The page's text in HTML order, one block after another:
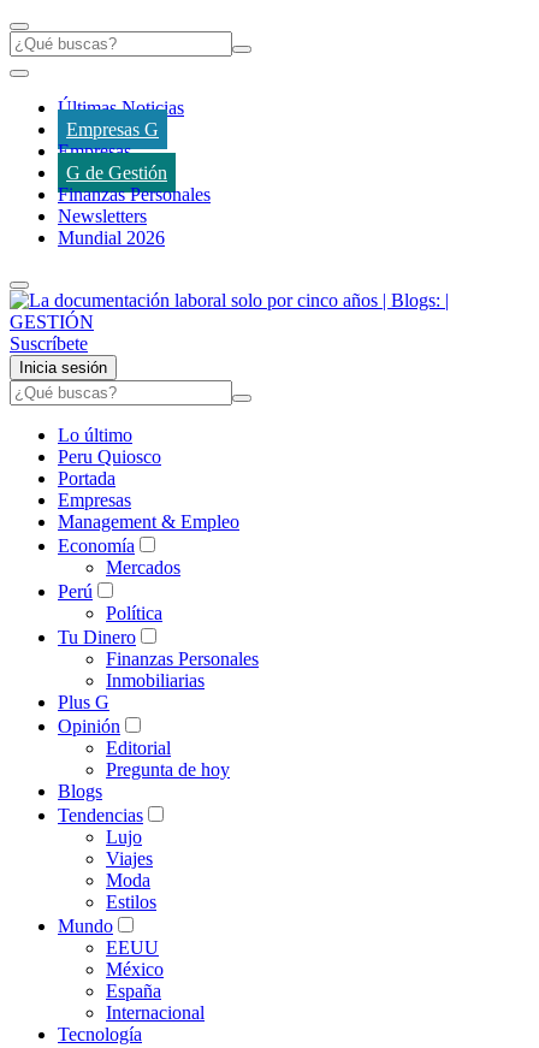
Últimas Noticias
Empresas G
Empresas
G de Gestión
Finanzas Personales
Newsletters
Mundial 2026
Suscríbete
Inicia sesión
Lo último
Peru Quiosco
Portada
Empresas
Management & Empleo
Economía
Mercados
Perú
Política
Tu Dinero
Finanzas Personales
Inmobiliarias
Plus G
Opinión
Editorial
Pregunta de hoy
Blogs
Tendencias
Lujo
Viajes
Moda
Estilos
Mundo
EEUU
México
España
Internacional
Tecnología